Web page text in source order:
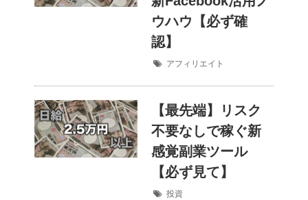
ウハウ【必ず確
認】
アフィリエイト
【最先端】リスク
不要なしで稼ぐ新
感覚副業ツール
【必ず見て】
投資